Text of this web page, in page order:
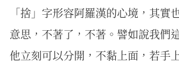
「捨」字形容阿羅漢的心境，其實
意思，不著了，不著。譬如說我們
他立刻可以分開，不黏上面，若手